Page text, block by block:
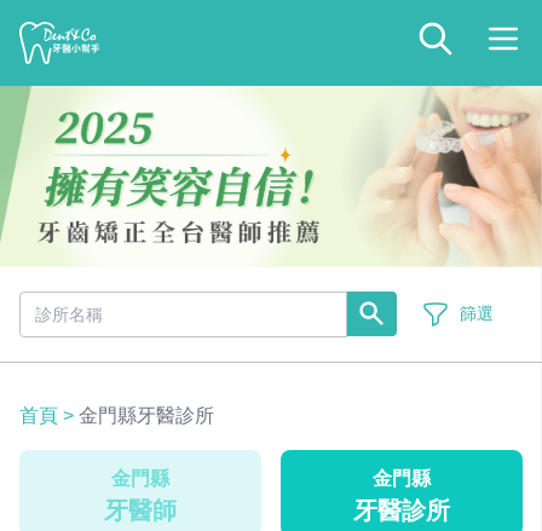
篩選
首頁 > 金門縣牙醫診所
金門縣
牙醫師
金門縣
牙醫診所